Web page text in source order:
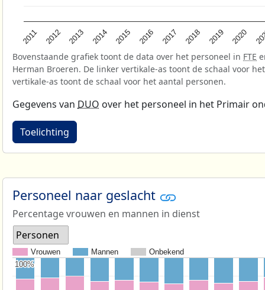
2011 2012 2013 2014 2015 2016 2017 2018 2019 2020
Bovenstaande grafiek toont de data over het personeel in FTE
Herman Broeren. De linker vertikale-as toont de schaal voor
vertikale-as toont de schaal voor het aantal personen.
Gegevens van DUO over het personeel in het Primair
Toelichting
Personeel naar geslacht
Percentage vrouwen en mannen in dienst
Personen
Vrouwen Mannen Onbekend
100%
100%